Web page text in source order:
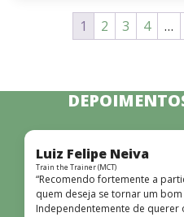
1 2 3 4 …
Luiz Felipe Neiva
Train the Trainer (MCT)
“Recomendo fortemente a
quem deseja se tornar um
Independentemente de querer